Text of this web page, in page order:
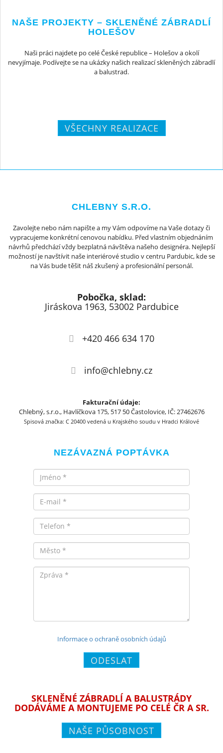
NAŠE PROJEKTY – SKLENĚNÉ ZÁBRADLÍ
HOLEŠOV
Naši práci najdete po celé České republice – Holešov a okolí
nevyjímaje. Podívejte se na ukázky našich realizací skleněných zábradlí
a balustrad.
VŠECHNY REALIZACE
CHLEBNY S.R.O.
Zavolejte nebo nám napište a my Vám odpovíme na Vaše dotazy či
vypracujeme konkrétní cenovou nabídku. Před vlastním objednáním
návrhů předchází vždy bezplatná návštěva našeho designéra. Nejlepší
možností je navštívit naše interiérové studio v centru Pardubic, kde se
na Vás bude těšit náš zkušený a profesionální personál.
Pobočka, sklad:
Jiráskova 1963, 53002 Pardubice
+420 466 634 170
info@chlebny.cz
Fakturační údaje:
Chlebný, s.r.o., Havlíčkova 175, 517 50 Častolovice, IČ: 27462676
Spisová značka: C 20400 vedená u Krajského soudu v Hradci Králové
NEZÁVAZNÁ POPTÁVKA
Informace o ochraně osobních údajů
ODESLAT
SKLENĚNÉ ZÁBRADLÍ A BALUSTRÁDY
DODÁVÁME A MONTUJEME PO CELÉ ČR A SR.
NAŠE PŮSOBNOST